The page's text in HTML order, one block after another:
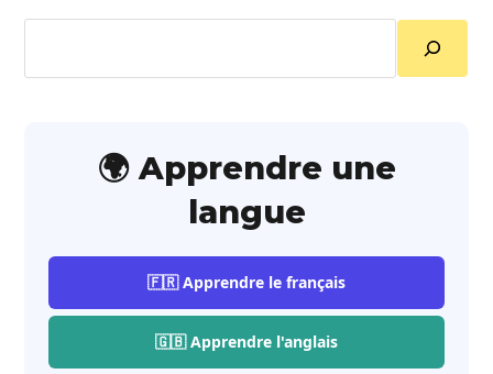
🌍 Apprendre une
langue
🇫🇷 Apprendre le français
🇬🇧 Apprendre l'anglais